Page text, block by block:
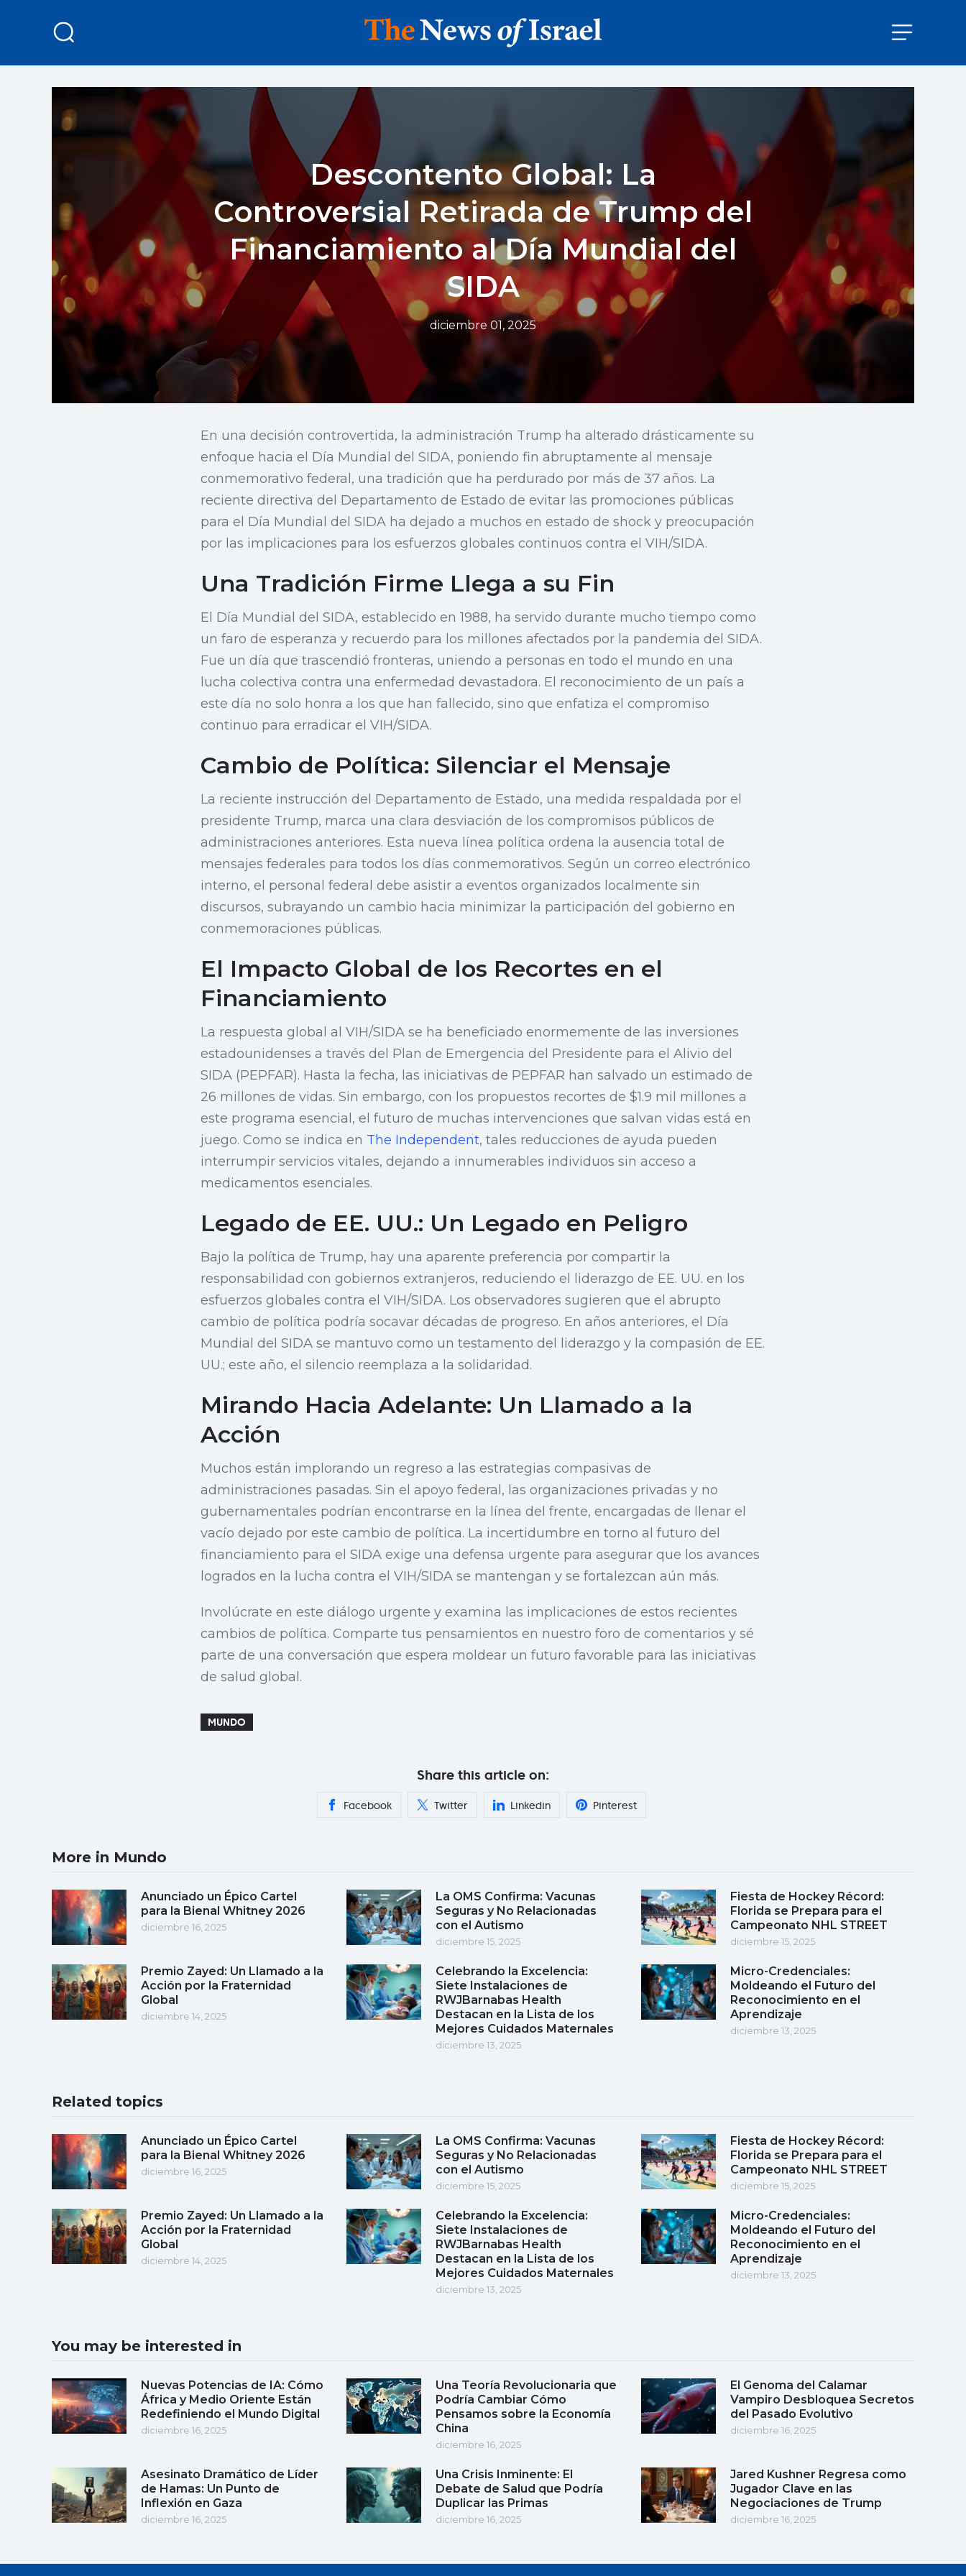
Descontento Global: La
Controversial Retirada de Trump del
Financiamiento al Día Mundial del
SIDA
diciembre 01, 2025
En una decisión controvertida, la administración Trump ha alterado drásticamente su
enfoque hacia el Día Mundial del SIDA, poniendo fin abruptamente al mensaje
conmemorativo federal, una tradición que ha perdurado por más de 37 años. La
reciente directiva del Departamento de Estado de evitar las promociones públicas
para el Día Mundial del SIDA ha dejado a muchos en estado de shock y preocupación
por las implicaciones para los esfuerzos globales continuos contra el VIH/SIDA.
Una Tradición Firme Llega a su Fin
El Día Mundial del SIDA, establecido en 1988, ha servido durante mucho tiempo como
un faro de esperanza y recuerdo para los millones afectados por la pandemia del SIDA.
Fue un día que trascendió fronteras, uniendo a personas en todo el mundo en una
lucha colectiva contra una enfermedad devastadora. El reconocimiento de un país a
este día no solo honra a los que han fallecido, sino que enfatiza el compromiso
continuo para erradicar el VIH/SIDA.
Cambio de Política: Silenciar el Mensaje
La reciente instrucción del Departamento de Estado, una medida respaldada por el
presidente Trump, marca una clara desviación de los compromisos públicos de
administraciones anteriores. Esta nueva línea política ordena la ausencia total de
mensajes federales para todos los días conmemorativos. Según un correo electrónico
interno, el personal federal debe asistir a eventos organizados localmente sin
discursos, subrayando un cambio hacia minimizar la participación del gobierno en
conmemoraciones públicas.
El Impacto Global de los Recortes en el
Financiamiento
La respuesta global al VIH/SIDA se ha beneficiado enormemente de las inversiones
estadounidenses a través del Plan de Emergencia del Presidente para el Alivio del
SIDA (PEPFAR). Hasta la fecha, las iniciativas de PEPFAR han salvado un estimado de
26 millones de vidas. Sin embargo, con los propuestos recortes de $1.9 mil millones a
este programa esencial, el futuro de muchas intervenciones que salvan vidas está en
juego. Como se indica en The Independent, tales reducciones de ayuda pueden
interrumpir servicios vitales, dejando a innumerables individuos sin acceso a
medicamentos esenciales.
Legado de EE. UU.: Un Legado en Peligro
Bajo la política de Trump, hay una aparente preferencia por compartir la
responsabilidad con gobiernos extranjeros, reduciendo el liderazgo de EE. UU. en los
esfuerzos globales contra el VIH/SIDA. Los observadores sugieren que el abrupto
cambio de política podría socavar décadas de progreso. En años anteriores, el Día
Mundial del SIDA se mantuvo como un testamento del liderazgo y la compasión de EE.
UU.; este año, el silencio reemplaza a la solidaridad.
Mirando Hacia Adelante: Un Llamado a la
Acción
Muchos están implorando un regreso a las estrategias compasivas de
administraciones pasadas. Sin el apoyo federal, las organizaciones privadas y no
gubernamentales podrían encontrarse en la línea del frente, encargadas de llenar el
vacío dejado por este cambio de política. La incertidumbre en torno al futuro del
financiamiento para el SIDA exige una defensa urgente para asegurar que los avances
logrados en la lucha contra el VIH/SIDA se mantengan y se fortalezcan aún más.
Involúcrate en este diálogo urgente y examina las implicaciones de estos recientes
cambios de política. Comparte tus pensamientos en nuestro foro de comentarios y sé
parte de una conversación que espera moldear un futuro favorable para las iniciativas
de salud global.
MUNDO
Share this article on:
Facebook Twitter Linkedin Pinterest
More in Mundo
Anunciado un Épico Cartel
para la Bienal Whitney 2026
diciembre 16, 2025
La OMS Confirma: Vacunas
Seguras y No Relacionadas
con el Autismo
diciembre 15, 2025
Fiesta de Hockey Récord:
Florida se Prepara para el
Campeonato NHL STREET
diciembre 15, 2025
Premio Zayed: Un Llamado a la
Acción por la Fraternidad
Global
diciembre 14, 2025
Celebrando la Excelencia:
Siete Instalaciones de
RWJBarnabas Health
Destacan en la Lista de los
Mejores Cuidados Maternales
diciembre 13, 2025
Micro-Credenciales:
Moldeando el Futuro del
Reconocimiento en el
Aprendizaje
diciembre 13, 2025
Related topics
Anunciado un Épico Cartel
para la Bienal Whitney 2026
diciembre 16, 2025
La OMS Confirma: Vacunas
Seguras y No Relacionadas
con el Autismo
diciembre 15, 2025
Fiesta de Hockey Récord:
Florida se Prepara para el
Campeonato NHL STREET
diciembre 15, 2025
Premio Zayed: Un Llamado a la
Acción por la Fraternidad
Global
diciembre 14, 2025
Celebrando la Excelencia:
Siete Instalaciones de
RWJBarnabas Health
Destacan en la Lista de los
Mejores Cuidados Maternales
diciembre 13, 2025
Micro-Credenciales:
Moldeando el Futuro del
Reconocimiento en el
Aprendizaje
diciembre 13, 2025
You may be interested in
Nuevas Potencias de IA: Cómo
África y Medio Oriente Están
Redefiniendo el Mundo Digital
diciembre 16, 2025
Una Teoría Revolucionaria que
Podría Cambiar Cómo
Pensamos sobre la Economía
China
diciembre 16, 2025
El Genoma del Calamar
Vampiro Desbloquea Secretos
del Pasado Evolutivo
diciembre 16, 2025
Asesinato Dramático de Líder
de Hamas: Un Punto de
Inflexión en Gaza
diciembre 16, 2025
Una Crisis Inminente: El
Debate de Salud que Podría
Duplicar las Primas
diciembre 16, 2025
Jared Kushner Regresa como
Jugador Clave en las
Negociaciones de Trump
diciembre 16, 2025